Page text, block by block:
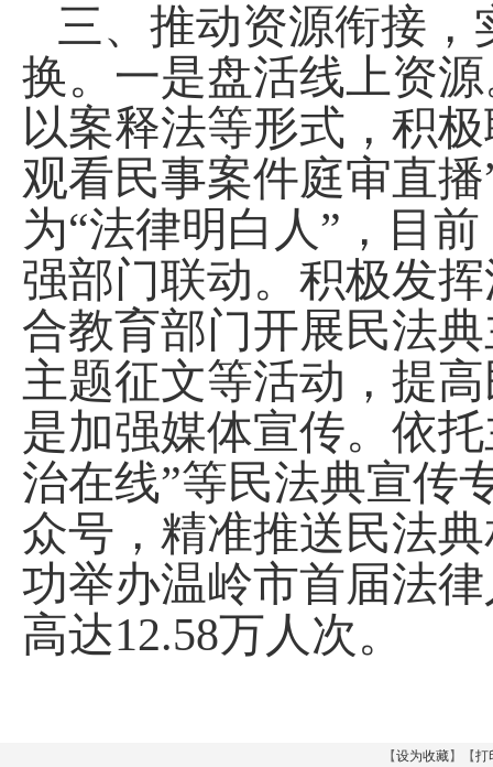
三、 推动资源衔接，
换。一是盘活线上资
以案释法等形式，积
观看民事案件庭审直
为“法律明白人”，目
强部门联动。积极发
合教育部门开展民法
主题征文等活动，提
是加强媒体宣传。 依
治在线”等民法典宣传
众号， 精准推送民法
功举办温岭市首届法
高达12.58万人次。
【设为收藏】【打